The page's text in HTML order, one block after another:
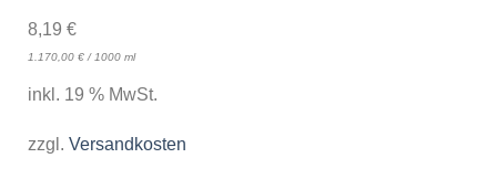
8,19 €
1.170,00 €/ 1000 ml
inkl. 19 % MwSt.
zzgl. Versandkosten